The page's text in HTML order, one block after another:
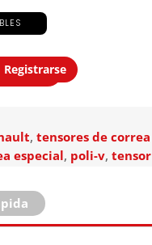
Agregar
Registrarse
, tensores de correa
especial, poli-v, tensor